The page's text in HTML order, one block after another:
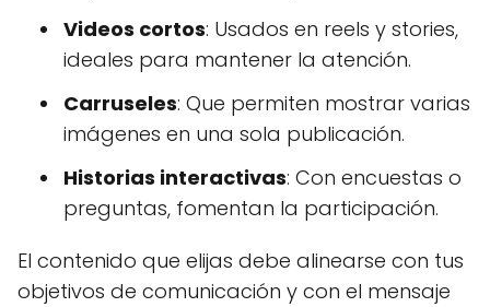
Videos cortos: Usados en reels y stories,
ideales para mantener la atención.
Carruseles: Que permiten mostrar varias
imágenes en una sola publicación.
Historias interactivas: Con encuestas o
preguntas, fomentan la participación.
El contenido que elijas debe alinearse con tus
objetivos de comunicación y con el mensaje